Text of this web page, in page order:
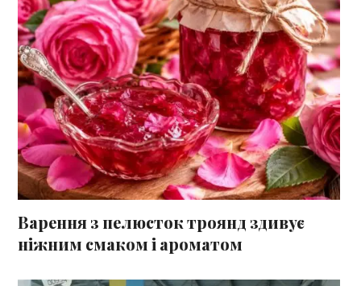
Варення з пелюсток троянд здивує
ніжним смаком і ароматом